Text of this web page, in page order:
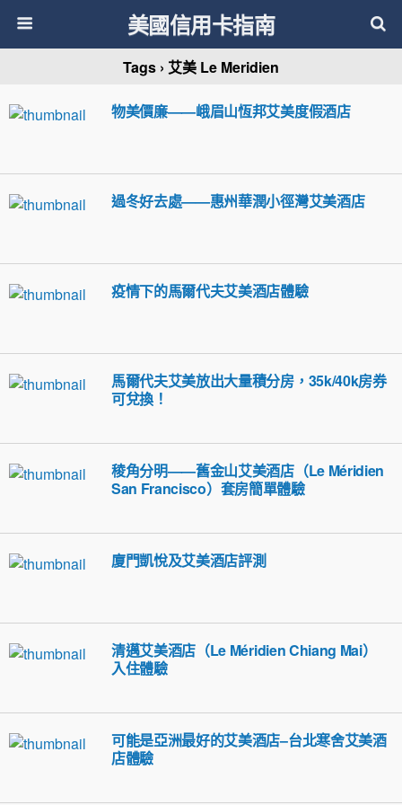
美國信用卡指南
Tags › 艾美 Le Meridien
物美價廉——峨眉山恆邦艾美度假酒店
過冬好去處——惠州華潤小徑灣艾美酒店
疫情下的馬爾代夫艾美酒店體驗
馬爾代夫艾美放出大量積分房，35k/40k房券
可兌換！
稜角分明——舊金山艾美酒店（Le Méridien
San Francisco）套房簡單體驗
廈門凱悅及艾美酒店評測
清邁艾美酒店（Le Méridien Chiang Mai）
入住體驗
可能是亞洲最好的艾美酒店–台北寒舍艾美酒
店體驗